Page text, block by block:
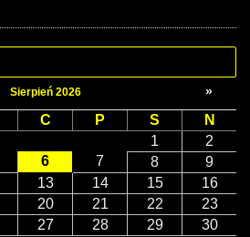
Sierpień 2026 »
C P S
N
1
2
6 7 8
9
13 14 15
16
20 21 22
23
27 28 29
30